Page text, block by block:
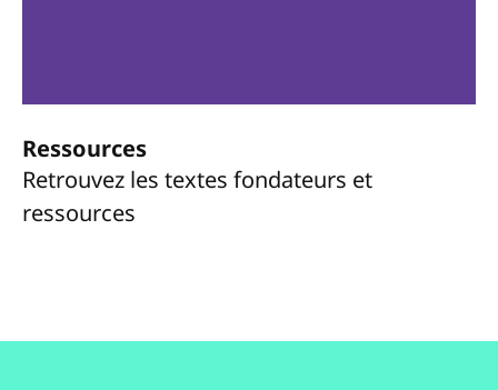
Ressources
Retrouvez les textes fondateurs et
ressources